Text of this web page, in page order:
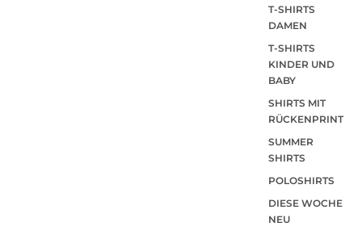
T-SHIRTS
DAMEN
T-SHIRTS
KINDER UND
BABY
SHIRTS MIT
RÜCKENPRINT
SUMMER
SHIRTS
POLOSHIRTS
DIESE WOCHE
NEU